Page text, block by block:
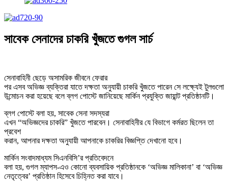
সাবেক সেনাদের চাকরি খুঁজতে গুগল সার্চ
সেনাবাহিনী ছেড়ে অসামরিক জীবনে ফেরার
পর এসব অভিজ্ঞ ব্যক্তিরা যাতে দক্ষতা অনুযায়ী চাকরি খুঁজতে পারেন সে লক্ষ্যেই টুলগুলো
উন্মোচন করা হয়েছে বলে ব্লগ পোস্টে জানিয়েছে মার্কিন প্রযুক্তি জায়ান্ট প্রতিষ্ঠানটি।
ব্লগ পোস্টে বলা হয়, সাবেক সেনা সদস্যরা
এখন “অভিজ্ঞদের চাকরি” খুঁজতে পারবেন। সেনাবাহিনীর যে বিভাগে কর্মরত ছিলেন তা
প্রবেশ
করান, আপনার দক্ষতা অনুযায়ী আপনাকে চাকরির বিজ্ঞপ্তি দেখানো হবে।
মার্কিন সংবাদমাধ্যম সিএনবিসি’র প্রতিবেদনে
বলা হয়, গুগল ম্যাপস-এও কোনো ব্যবসায়িক প্রতিষ্ঠানকে ‘অভিজ্ঞ মালিকানা’ বা ‘অভিজ্ঞ
নেতৃত্বের’ প্রতিষ্ঠান হিসেবে চিহ্নিত করা যাবে।